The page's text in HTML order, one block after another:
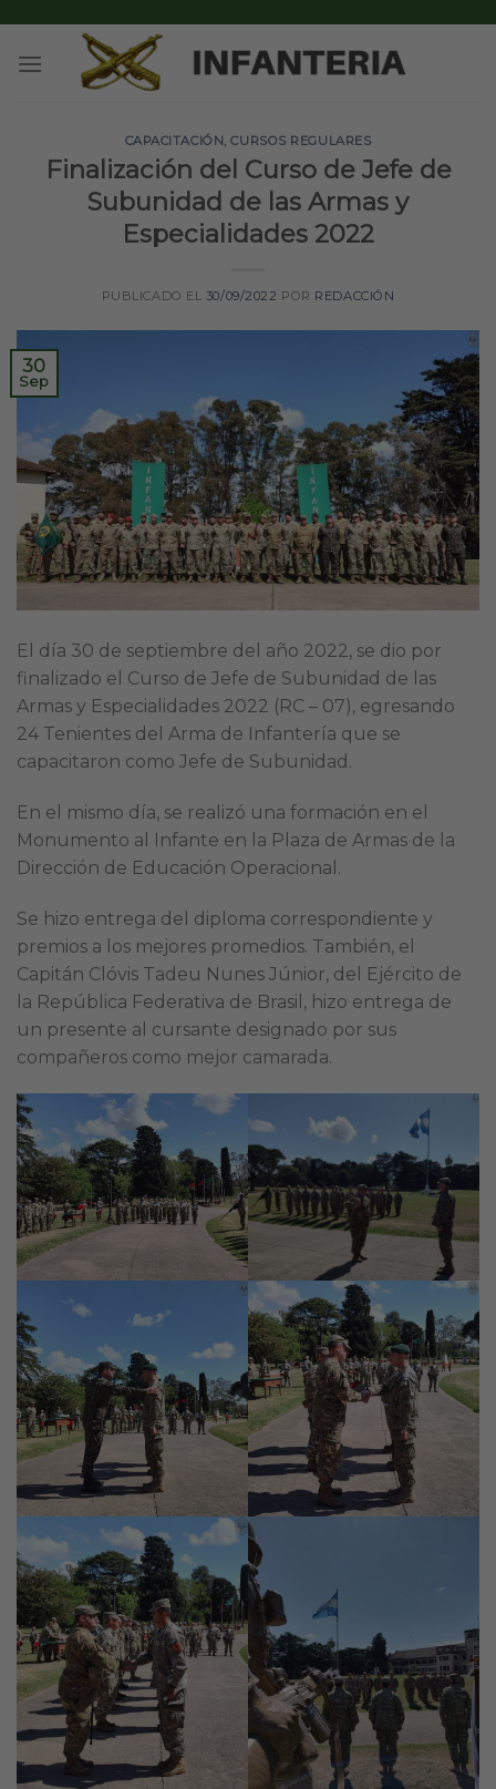
content
CAPACITACIÓN,CURSOS REGULARES
Finalización del Curso de Jefe de
Subunidad de las Armas y
Especialidades 2022
PUBLICADO EL 30/09/2022 POR REDACCIÓN
30
Sep
El día 30 de septiembre del año 2022, se dio por
finalizado el Curso de Jefe de Subunidad de las
Armas y Especialidades 2022 (RC – 07), egresando
24 Tenientes del Arma de Infantería que se
capacitaron como Jefe de Subunidad.
En el mismo día, se realizó una formación en el
Monumento al Infante en la Plaza de Armas de la
Dirección de Educación Operacional.
Se hizo entrega del diploma correspondiente y
premios a los mejores promedios. También, el
Capitán Clóvis Tadeu Nunes Júnior, del Ejército de
la República Federativa de Brasil, hizo entrega de
un presente al cursante designado por sus
compañeros como mejor camarada.